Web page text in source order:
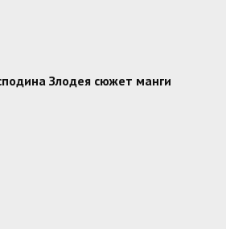
Злодея сюжет манги